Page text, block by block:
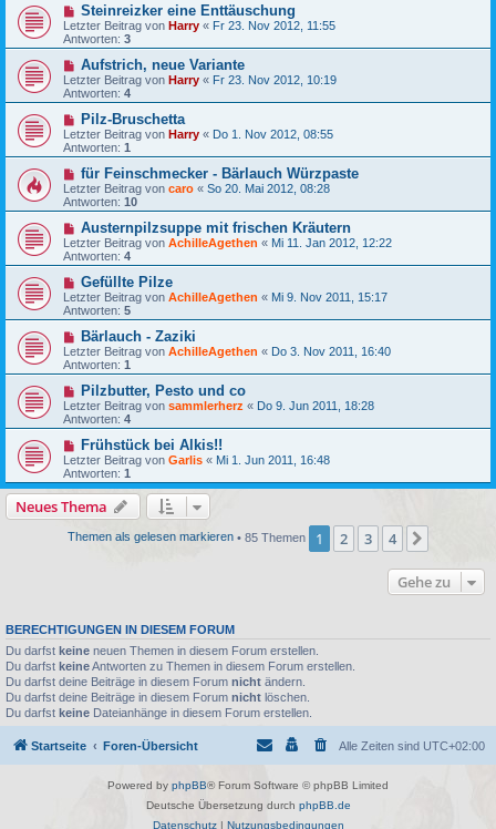
Steinreizker eine Enttäuschung
Letzter Beitrag von Harry « Fr 23. Nov 2012, 11:55
Antworten: 3
Aufstrich, neue Variante
Letzter Beitrag von Harry « Fr 23. Nov 2012, 10:19
Antworten: 4
Pilz-Bruschetta
Letzter Beitrag von Harry « Do 1. Nov 2012, 08:55
Antworten: 1
für Feinschmecker - Bärlauch Würzpaste
Letzter Beitrag von caro « So 20. Mai 2012, 08:28
Antworten: 10
Austernpilzsuppe mit frischen Kräutern
Letzter Beitrag von AchilleAgethen « Mi 11. Jan 2012, 12:22
Antworten: 4
Gefüllte Pilze
Letzter Beitrag von AchilleAgethen « Mi 9. Nov 2011, 15:17
Antworten: 5
Bärlauch - Zaziki
Letzter Beitrag von AchilleAgethen « Do 3. Nov 2011, 16:40
Antworten: 1
Pilzbutter, Pesto und co
Letzter Beitrag von sammlerherz « Do 9. Jun 2011, 18:28
Antworten: 4
Frühstück bei Alkis!!
Letzter Beitrag von Garlis « Mi 1. Jun 2011, 16:48
Antworten: 1
Neues Thema
Themen als gelesen markieren • 85 Themen 1 2 3 4
Gehe zu
BERECHTIGUNGEN IN DIESEM FORUM
Du darfst keine neuen Themen in diesem Forum erstellen.
Du darfst keineAntworten zu Themen in diesem Forum erstellen.
Du darfst deine Beiträge in diesem Forum nicht ändern.
Du darfst deine Beiträge in diesem Forum nicht löschen.
Du darfst keine Dateianhänge in diesem Forum erstellen.
Startseite Foren-Übersicht Alle Zeiten sind UTC+02:00
Powered by phpBB® Forum Software © phpBB Limited
Deutsche Übersetzung durch phpBB.de
Datenschutz| Nutzungsbedingungen